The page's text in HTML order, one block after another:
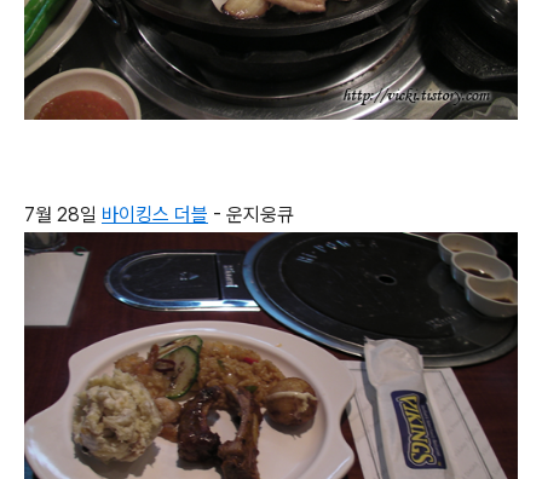
7월 28일 바이킹스 더블 - 운지웅큐